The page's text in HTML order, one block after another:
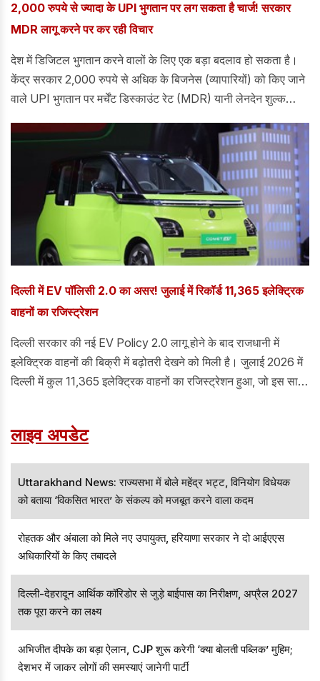
2,000 रुपये से ज्यादा के UPI भुगतान पर लग सकता है चार्ज! सरकार
MDR लागू करने पर कर रही विचार
देश में डिजिटल भुगतान करने वालों के लिए एक बड़ा बदलाव हो सकता है।
केंद्र सरकार 2,000 रुपये से अधिक के बिजनेस (व्यापारियों) को किए जाने
वाले UPI भुगतान पर मर्चेंट डिस्काउंट रेट (MDR) यानी लेनदेन शुल्क
दिल्ली में EV पॉलिसी 2.0 का असर! जुलाई में रिकॉर्ड 11,365 इलेक्ट्रिक
वाहनों का रजिस्ट्रेशन
दिल्ली सरकार की नई EV Policy 2.0 लागू होने के बाद राजधानी में
इलेक्ट्रिक वाहनों की बिक्री में बढ़ोतरी देखने को मिली है। जुलाई 2026 में
दिल्ली में कुल 11,365 इलेक्ट्रिक वाहनों का रजिस्ट्रेशन हुआ, जो इस साल
लाइव अपडेट
Uttarakhand News: राज्यसभा में बोले महेंद्र भट्ट, विनियोग विधेयक
को बताया ‘विकसित भारत’ के संकल्प को मजबूत करने वाला कदम
रोहतक और अंबाला को मिले नए उपायुक्त, हरियाणा सरकार ने दो आईएएस
अधिकारियों के किए तबादले
दिल्ली-देहरादून आर्थिक कॉरिडोर से जुड़े बाईपास का निरीक्षण, अप्रैल 2027
तक पूरा करने का लक्ष्य
अभिजीत दीपके का बड़ा ऐलान, CJP शुरू करेगी ‘क्या बोलती पब्लिक’ मुहिम;
देशभर में जाकर लोगों की समस्याएं जानेगी पार्टी